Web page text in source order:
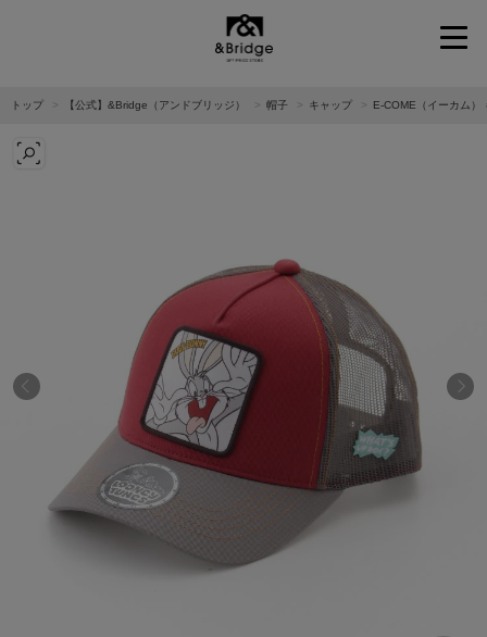
トップ 【公式】&Bridge（アンドブリッジ） 帽子 キャップ E-COME（イーカム）